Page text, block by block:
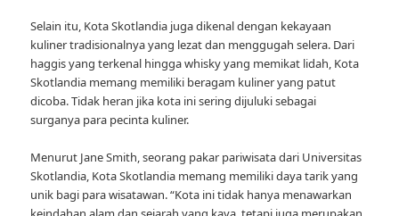
Selain itu, Kota Skotlandia juga dikenal dengan kekayaan
kuliner tradisionalnya yang lezat dan menggugah selera. Dari
haggis yang terkenal hingga whisky yang memikat lidah, Kota
Skotlandia memang memiliki beragam kuliner yang patut
dicoba. Tidak heran jika kota ini sering dijuluki sebagai
surganya para pecinta kuliner.
Menurut Jane Smith, seorang pakar pariwisata dari Universitas
Skotlandia, Kota Skotlandia memang memiliki daya tarik yang
unik bagi para wisatawan. “Kota ini tidak hanya menawarkan